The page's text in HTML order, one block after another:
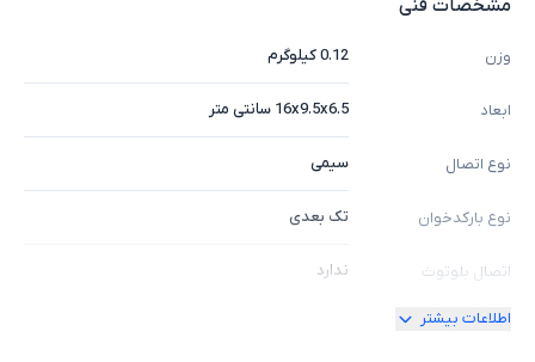
مشخصات فنی
وزن 0.12 کیلوگرم
ابعاد 16x9.5x6.5 سانتی متر
نوع اتصال سیمی
نوع بارکدخوان تک بعدی
اتصال بلوتوث ندارد
اتصال USB
اطلاعات بیشتر